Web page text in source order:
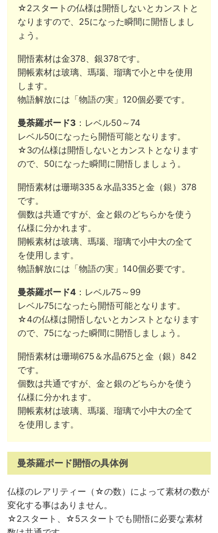
☆2スタートの仏様は開悟しないとカンストと
なりますので、25になった瞬間に開悟しまし
ょう。
開悟素材は金378、銀378です。
開帳素材は玻璃、瑪瑙、瑠璃で小と中を使用
します。
物語解放には「物語の実」120個必要です。
曼荼羅ボード3 ：レベル50～74
レベル50になったら開悟可能となります。
☆3の仏様は開悟しないとカンストとなります
ので、50になった瞬間に開悟しましょう。
開悟素材は珊瑚335＆水晶335と金（銀）378
です。
個数は共通ですが、金と銀のどちらかを使う
仏様に分かれます。
開帳素材は玻璃、瑪瑙、瑠璃で小中大の全て
を使用します。
物語解放には「物語の実」140個必要です。
曼荼羅ボード4 ：レベル75～99
レベル75になったら開悟可能となります。
☆4の仏様は開悟しないとカンストとなります
ので、75になった瞬間に開悟しましょう。
開悟素材は珊瑚675＆水晶675と金（銀）842
です。
個数は共通ですが、金と銀のどちらかを使う
仏様に分かれます。
開帳素材は玻璃、瑪瑙、瑠璃で小中大の全て
を使用します。
曼荼羅ボード開悟の具体例
仏様のレアリティー（☆の数）によって素材の数が
変化する事はありません。
☆2スタート、☆5スタートでも開悟に必要な素材